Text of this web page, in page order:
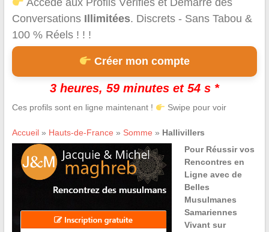
Accède aux Profils Vérifiés et Démarre des
Conversations Illimitées. Discrets - Sans Tabou &
100 % Réels ! ! !
Créer mon compte
3 heures, 59 minutes et 54 s *
Ces profils sont en ligne maintenant ! Swipe pour voir
Accueil» Hauts-de-France » Somme » Hallivillers
Pour Réussir vos
Rencontres en
Ligne avec de
Belles
Musulmanes
Samariennes
Vivant sur